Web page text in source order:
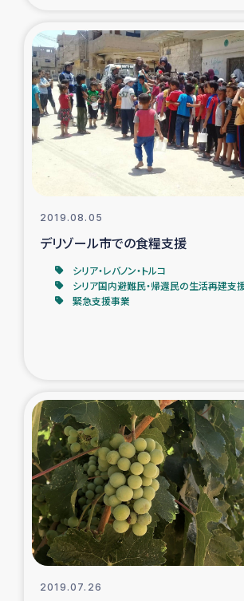
ミャンマー緊急支援
タイ国境ミャンマー移民子ど
漁民によるマングローブ植
レバノンでのシリア難民への食糧
レバノンにおける緊急支
レバノンでのシリア難民への教育
レバノンでのシリア難民・レバノン人
石巻市街地在宅被災者
復興応援隊の活動
仮設住宅生活支援・農業復
漁業復興支援
2019.08.05
デリゾール市での食糧支援
シリア・レバノン・トルコ
シリア国内避難民・帰還民の生活再建支
緊急支援事業
2019.07.26